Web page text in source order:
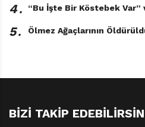
4․ “Bu İşte Bir Köstebek
5․ Ölmez Ağaçlarının
BIZI TAKIP